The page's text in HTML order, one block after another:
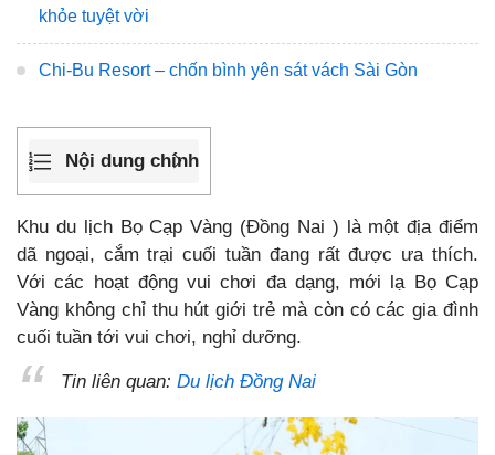
khỏe tuyệt vời
Chi-Bu Resort – chốn bình yên sát vách Sài Gòn
Nội dung chính
Khu du lịch Bọ Cạp Vàng (Đồng Nai ) là một địa điểm
dã ngoại, cắm trại cuối tuần đang rất được ưa thích.
Với các hoạt động vui chơi đa dạng, mới lạ Bọ Cạp
Vàng không chỉ thu hút giới trẻ mà còn có các gia đình
cuối tuần tới vui chơi, nghỉ dưỡng.
Tin liên quan: Du lịch Đồng Nai